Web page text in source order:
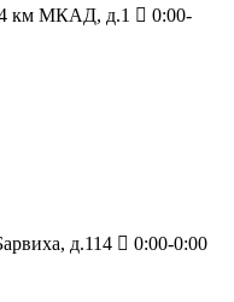
км МКАД, д.1
0:00-
д.114 0:00-0:00